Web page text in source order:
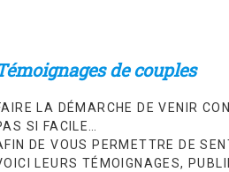
de couples
LA DÉMARCHE DE VENIR
SI FACILE…
DE VOUS PERMETTRE DE
LEURS TÉMOIGNAGES,